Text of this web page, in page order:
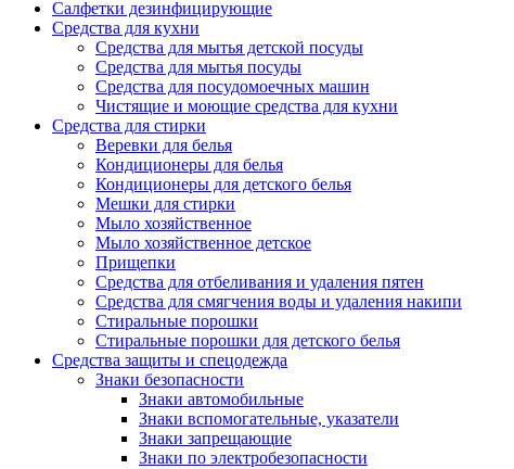
Салфетки дезинфицирующие
Средства для кухни
Средства для мытья детской посуды
Средства для мытья посуды
Средства для посудомоечных машин
Чистящие и моющие средства для кухни
Средства для стирки
Веревки для белья
Кондиционеры для белья
Кондиционеры для детского белья
Мешки для стирки
Мыло хозяйственное
Мыло хозяйственное детское
Прищепки
Средства для отбеливания и удаления пятен
Средства для смягчения воды и удаления накипи
Стиральные порошки
Стиральные порошки для детского белья
Средства защиты и спецодежда
Знаки безопасности
Знаки автомобильные
Знаки вспомогательные, указатели
Знаки запрещающие
Знаки по электробезопасности